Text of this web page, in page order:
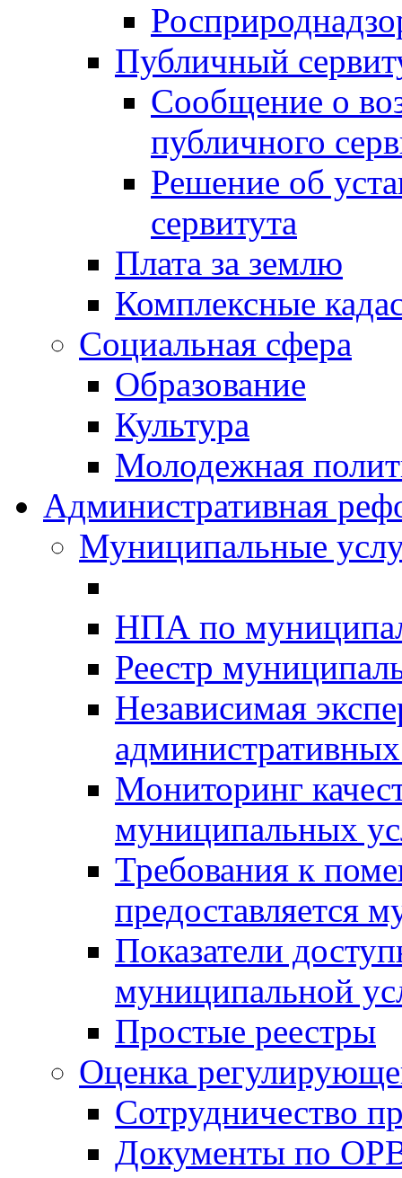
Публичный
Сообщение о
публичного
Решение об
сервитута
Плата за землю
Комплексные
Социальная сфера
Образование
Культура
Молодежная
Административная
Муниципальные
НПА по
Реестр
Независимая
Мониторинг
муниципальных
Требования к
предоставляется
Показатели
муниципальной
Простые реестры
Оценка
Сотрудничество
Документы по